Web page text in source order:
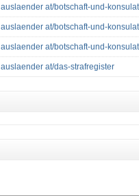
auslaender at/botschaft-und-
auslaender at/botschaft-und-
auslaender at/botschaft-und-
auslaender at/das-strafregister